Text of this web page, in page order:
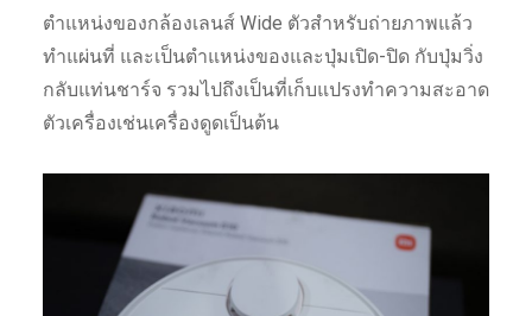
ตำแหน่งของกล้องเลนส์ Wide ตัวสำหรับถ่ายภาพแล้ว
ทำแผ่นที่ และเป็นตำแหน่งของและปุ่มเปิด-ปิด กับปุ่มวิ่ง
กลับแท่นชาร์จ รวมไปถึงเป็นที่เก็บแปรงทำความสะอาด
ตัวเครื่องเช่นเครื่องดูดเป็นต้น